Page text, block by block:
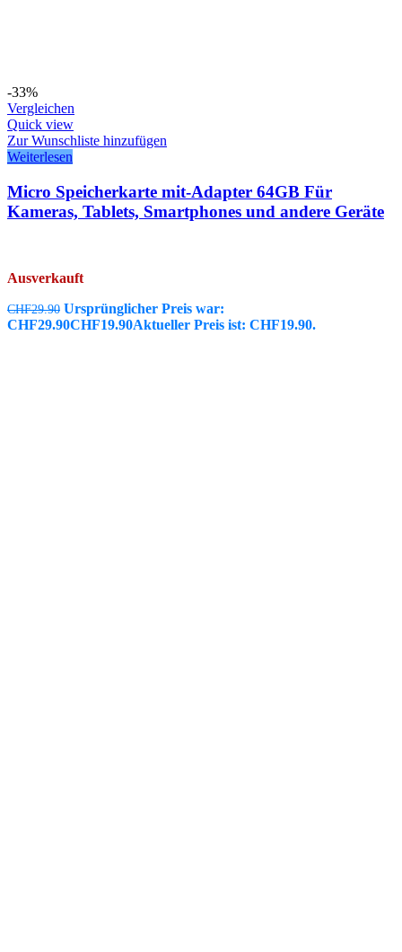
-33%
Vergleichen
Quick view
Zur Wunschliste hinzufügen
Weiterlesen
Micro Speicherkarte mit-Adapter 64GB Für
Kameras, Tablets, Smartphones und andere Geräte
Ausverkauft
CHF29.90 Ursprünglicher Preis war:
CHF29.90CHF19.90Aktueller Preis ist: CHF19.90.